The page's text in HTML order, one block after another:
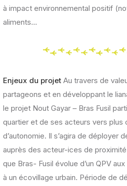
à impact environnemental positif
aliments…
Enjeux du projet Au travers de
partageons et en développant le
le projet Nout Gayar – Bras Fusil
quartier et de ses acteurs vers plus
d’autonomie. Il s’agira de déployer
auprès des acteur-ices de
que Bras- Fusil évolue d’un QPV
à un écovillage urbain. Période de